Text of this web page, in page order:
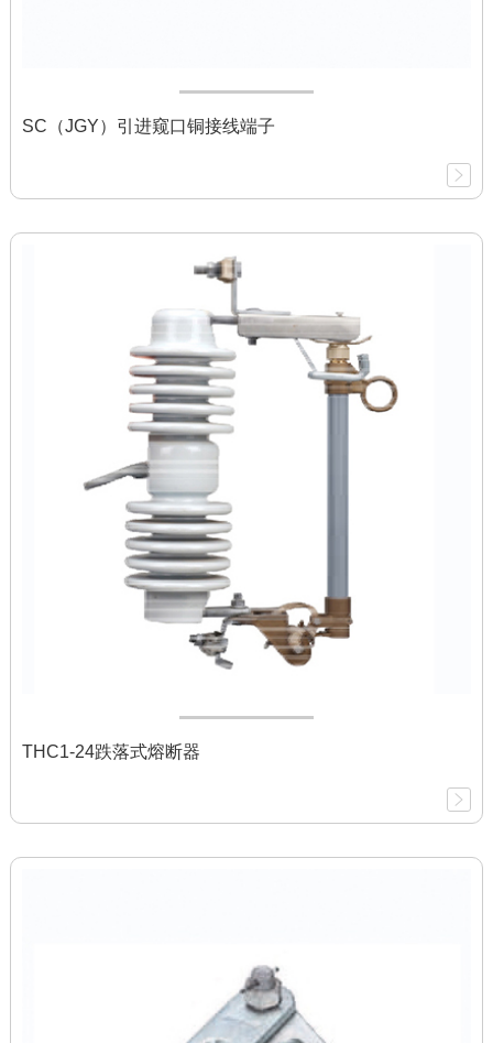
SC（JGY）引进窥口铜接线端子
THC1-24跌落式熔断器